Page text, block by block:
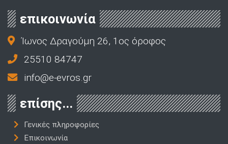
επικοινωνία
Ίωνος Δραγούμη 26, 1ος όροφος
25510 84747
info@e-evros.gr
επίσης...
Γενικές πληροφορίες
Επικοινωνία